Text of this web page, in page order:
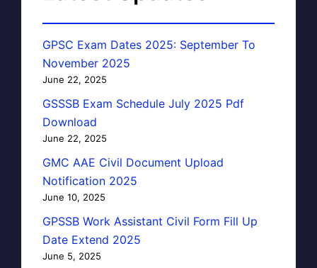
GPSC Exam Dates 2025: September To
November 2025
June 22, 2025
GSSSB Exam Schedule July 2025 Pdf
Download
June 22, 2025
GMC AAE Civil Document Upload
Notification 2025
June 10, 2025
GPSSB Work Assistant Civil Form Fill Up
Date Extend 2025
June 5, 2025